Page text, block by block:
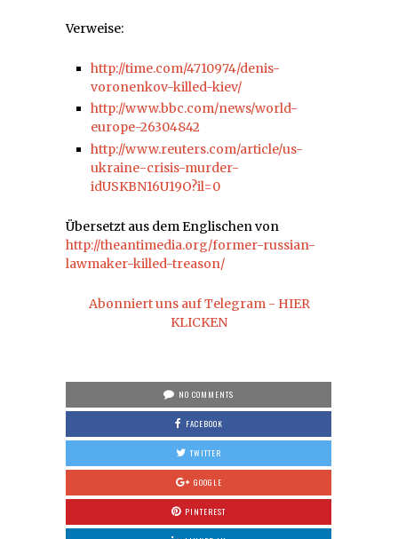
Verweise:
http://time.com/4710974/denis-
voronenkov-killed-kiev/
http://www.bbc.com/news/world-
europe-26304842
http://www.reuters.com/article/us-
ukraine-crisis-murder-
idUSKBN16U19O?il=0
Übersetzt aus dem Englischen von
http://theantimedia.org/former-russian-
lawmaker-killed-treason/
Abonniert uns auf Telegram - HIER
KLICKEN
NO COMMENTS
FACEBOOK
TWITTER
GOOGLE
PINTEREST